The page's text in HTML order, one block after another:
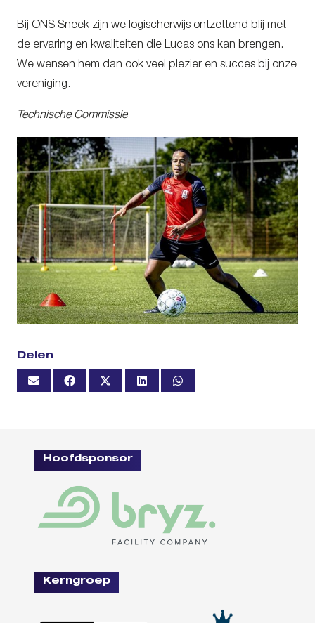
Bij ONS Sneek zijn we logischerwijs ontzettend blij met
de ervaring en kwaliteiten die Lucas ons kan brengen.
We wensen hem dan ook veel plezier en succes bij onze
vereniging.
Technische Commissie
Delen
Hoofdsponsor
Kerngroep